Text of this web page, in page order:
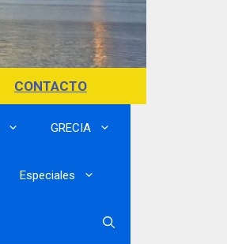
CONTACTO
GRECIA
Especiales